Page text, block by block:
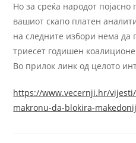
Но за среќа народот
вашиот скапо платен
на следните избори нема да
триесет годишен
Во прилок линк од целото
https://www.vecernji.hr/
makronu-da-blokira-